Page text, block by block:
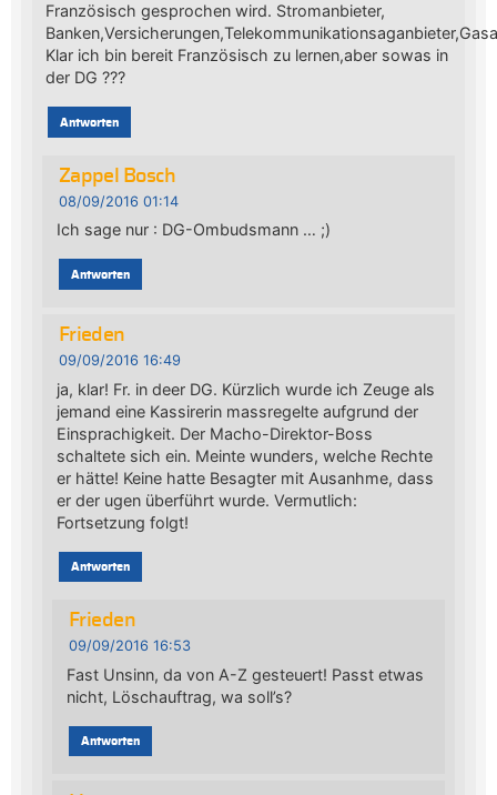
Französisch gesprochen wird. Stromanbieter,
Klar ich bin bereit Französisch zu lernen,aber sowas in
der DG ???
Antworten
Zappel Bosch
08/09/2016 01:14
Ich sage nur : DG-Ombudsmann … ;)
Antworten
Frieden
09/09/2016 16:49
ja, klar! Fr. in deer DG. Kürzlich wurde ich Zeuge als
jemand eine Kassirerin massregelte aufgrund der
Einsprachigkeit. Der Macho-Direktor-Boss
schaltete sich ein. Meinte wunders, welche Rechte
er hätte! Keine hatte Besagter mit Ausanhme, dass
er der ugen überführt wurde. Vermutlich:
Fortsetzung folgt!
Antworten
Frieden
09/09/2016 16:53
Fast Unsinn, da von A-Z gesteuert! Passt etwas
nicht, Löschauftrag, wa soll’s?
Antworten